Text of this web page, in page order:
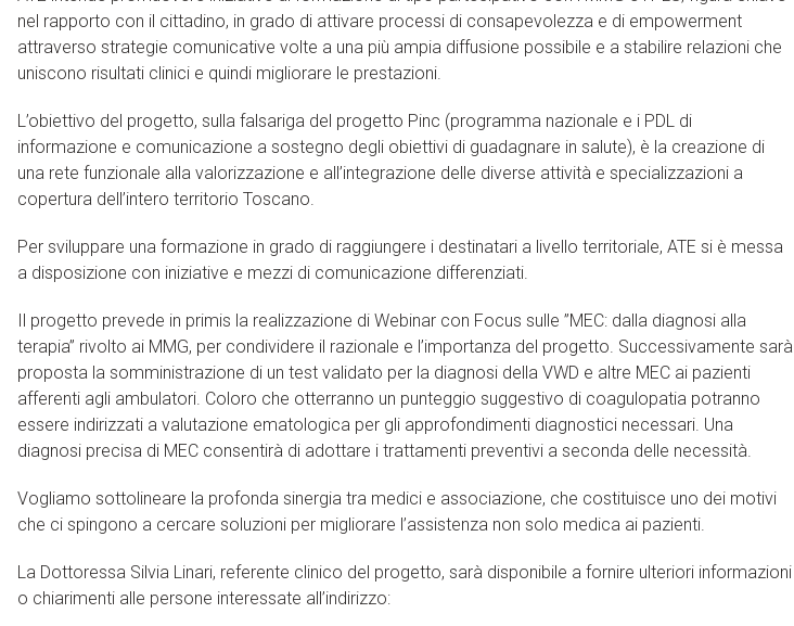
nel rapporto con il cittadino, in grado di attivare processi di consapevolezza e di empowerment
attraverso strategie comunicative volte a una più ampia diffusione possibile e a stabilire relazioni che
uniscono risultati clinici e quindi migliorare le prestazioni.
L’obiettivo del progetto, sulla falsariga del progetto Pinc (programma nazionale e i PDL di
informazione e comunicazione a sostegno degli obiettivi di guadagnare in salute), è la creazione di
una rete funzionale alla valorizzazione e all’integrazione delle diverse attività e specializzazioni a
copertura dell’intero territorio Toscano.
Per sviluppare una formazione in grado di raggiungere i destinatari a livello territoriale, ATE si è messa
a disposizione con iniziative e mezzi di comunicazione differenziati.
Il progetto prevede in primis la realizzazione di Webinar con Focus sulle ”MEC: dalla diagnosi alla
terapia” rivolto ai MMG, per condividere il razionale e l’importanza del progetto. Successivamente sarà
proposta la somministrazione di un test validato per la diagnosi della VWD e altre MEC ai pazienti
afferenti agli ambulatori. Coloro che otterranno un punteggio suggestivo di coagulopatia potranno
essere indirizzati a valutazione ematologica per gli approfondimenti diagnostici necessari. Una
diagnosi precisa di MEC consentirà di adottare i trattamenti preventivi a seconda delle necessità.
Vogliamo sottolineare la profonda sinergia tra medici e associazione, che costituisce uno dei motivi
che ci spingono a cercare soluzioni per migliorare l’assistenza non solo medica ai pazienti.
La Dottoressa Silvia Linari, referente clinico del progetto, sarà disponibile a fornire ulteriori informazioni
o chiarimenti alle persone interessate all’indirizzo: